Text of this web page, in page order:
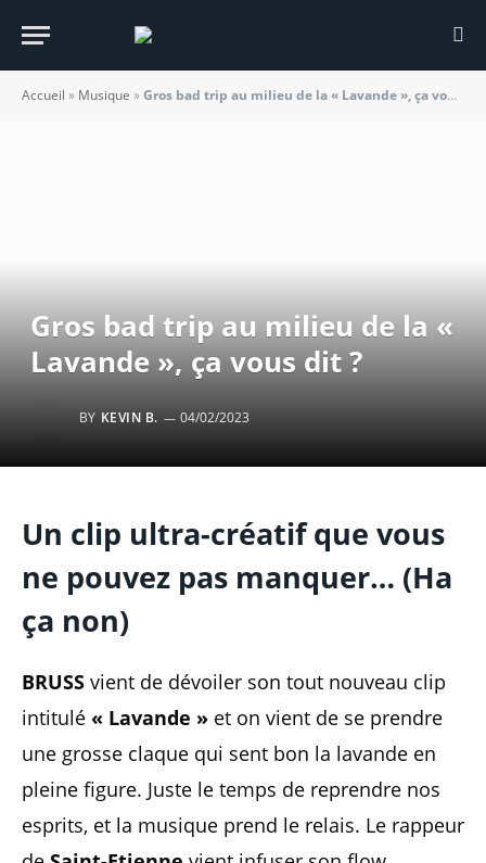
Accueil » Musique »Gros bad trip au milieu de la « Lavande », ça vous dit ?
Gros bad trip au milieu de la «
Lavande », ça vous dit ?
BY KEVIN B. 04/02/2023
Un clip ultra-créatif que vous
ne pouvez pas manquer… (Ha
ça non)
BRUSS vient de dévoiler son tout nouveau clip
intitulé « Lavande » et on vient de se prendre
une grosse claque qui sent bon la lavande en
pleine figure. Juste le temps de reprendre nos
esprits, et la musique prend le relais. Le rappeur